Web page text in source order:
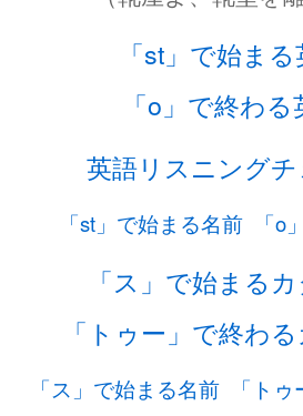
「st」で始ま
「o」で終わ
英語リスニングチ
「st」で始まる名前 「o
「ス」で始まる
「トゥー」で終わ
「ス」で始まる名前 「ト